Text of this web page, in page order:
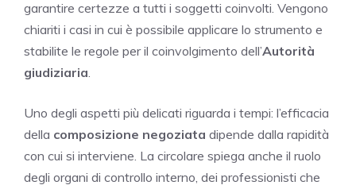
garantire certezze a tutti i soggetti coinvolti. Vengono
chiariti i casi in cui è possibile applicare lo strumento e
stabilite le regole per il coinvolgimento dell’Autorità
giudiziaria
Uno degli aspetti più delicati riguarda i tempi: l’efficacia
della composizione negoziata dipende dalla rapidità
con cui si interviene. La circolare spiega anche il ruolo
degli organi di controllo interno, dei professionisti che